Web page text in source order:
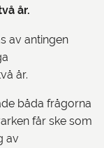
år.
av antingen
år.
båda frågorna
får ske som
av